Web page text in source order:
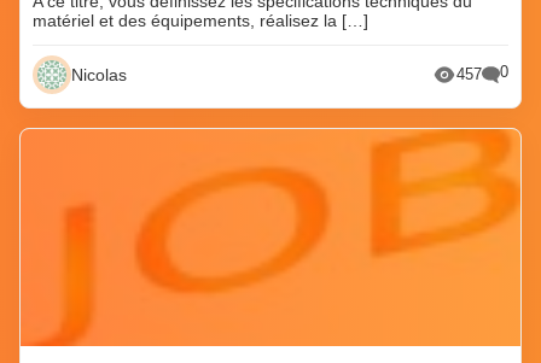
matériel et des équipements, réalisez la […]
Nicolas 457 0